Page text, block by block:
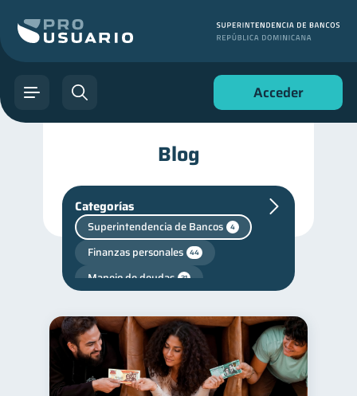
Acceder
Blog
Categorías
Superintendencia de Bancos 4
Finanzas personales 44
Manejo de deudas 31
Finanzas para jóvenes 30
Control de deudas 30
Finanzas familiares 25